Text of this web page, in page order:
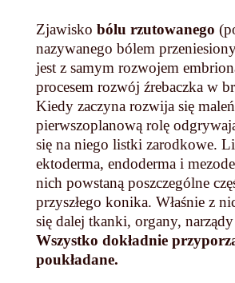
Zjawisko bólu rzutowanego
nazywanego bólem
jest z samym rozwojem
procesem rozwój źrebaczka w
Kiedy zaczyna rozwija się
pierwszoplanową rolę
się na niego listki zarodkowe.
ektoderma, endoderma i
nich powstaną poszczególne
przyszłego konika. Właśnie z
się dalej tkanki, organy,
Wszystko dokładnie
poukładane.